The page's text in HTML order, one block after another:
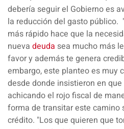
debería seguir el Gobierno es
la reducción del gasto público.
más rápido hace que la
nueva deuda sea mucho más
favor y además te genera
embargo, este planteo es muy
desde donde insistieron en
achicando el rojo fiscal de
forma de transitar este camino
crédito. "Los que quieren que